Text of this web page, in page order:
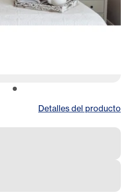
Detalles del producto